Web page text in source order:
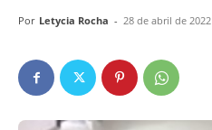
Por Letycia Rocha - 28 de abril de 2022